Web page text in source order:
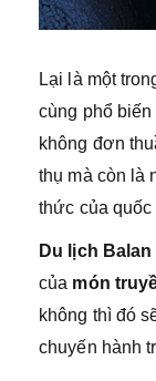
Lại là một
cùng phổ
không đơn
thụ mà còn là
thức của quốc
Du lịch Balan
của món
không thì đó
chuyến hành